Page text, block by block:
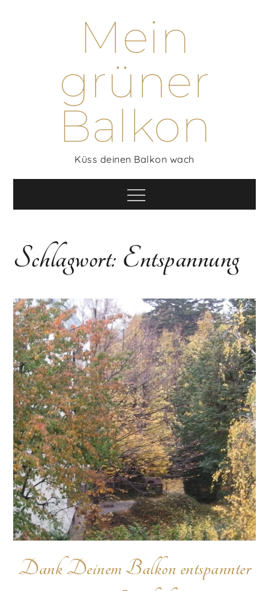
Mein
grüner
Balkon
Küss deinen Balkon wach
Menu
Schlagwort: Entspannung
Dank Deinem Balkon entspannter